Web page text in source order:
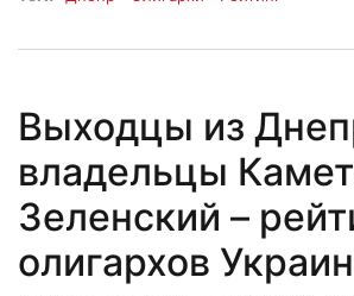
Выходцы из
владельцы
Зеленский –
олигархов